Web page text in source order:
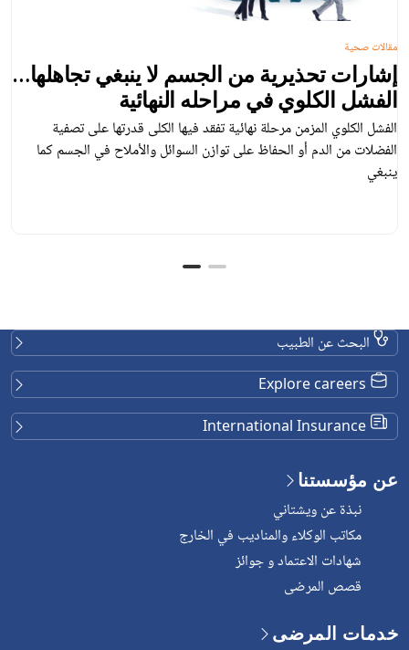
إشارات تحذيرية من الجسم لا ينبغي تجاهلها…
الفشل الكلوي في مراحله النهائية
الفشل الكلوي المزمن مرحلة نهائية تفقد فيها الكلى قدرتها على تصفية
الفضلات من الدم أو الحفاظ على توازن السوائل والأملاح في الجسم كما
ينبغي
مقالات صحية
البحث عن الطبيب
عن مؤسستنا
نبذة عن ويشتاني
مكاتب الوكلاء والمناديب في الخارج
شهادات الاعتماد و جوائز
قصص المرضى
خدمات المرضى